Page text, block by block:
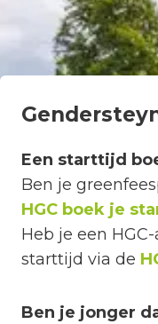
Een starttijd
Ben je
HGC boek je
Heb je een
starttijd via de
Ben je jonger